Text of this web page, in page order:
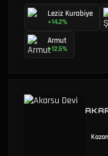
Leziz Kurabiye
+14.2%
Armut
+12.5%